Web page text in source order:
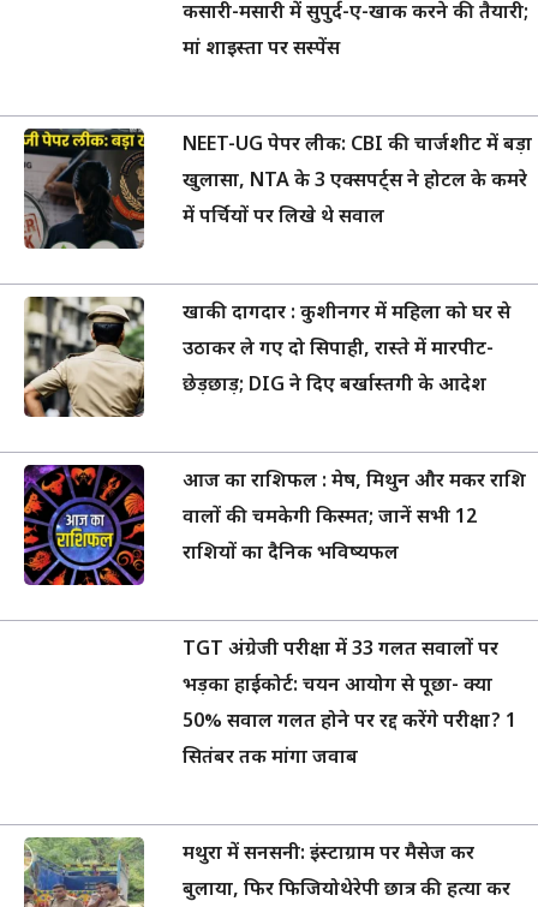
कसारी-मसारी में सुपुर्द-ए-खाक करने की तैयारी;
मां शाइस्ता पर सस्पेंस
NEET-UG पेपर लीक: CBI की चार्जशीट में बड़ा
खुलासा, NTA के 3 एक्सपर्ट्स ने होटल के कमरे
में पर्चियों पर लिखे थे सवाल
खाकी दागदार : कुशीनगर में महिला को घर से
उठाकर ले गए दो सिपाही, रास्ते में मारपीट-
छेड़छाड़; DIG ने दिए बर्खास्तगी के आदेश
आज का राशिफल : मेष, मिथुन और मकर राशि
वालों की चमकेगी किस्मत; जानें सभी 12
राशियों का दैनिक भविष्यफल
TGT अंग्रेजी परीक्षा में 33 गलत सवालों पर
भड़का हाईकोर्ट: चयन आयोग से पूछा- क्या
50% सवाल गलत होने पर रद्द करेंगे परीक्षा? 1
सितंबर तक मांगा जवाब
मथुरा में सनसनी: इंस्टाग्राम पर मैसेज कर
बुलाया, फिर फिजियोथेरेपी छात्र की हत्या कर